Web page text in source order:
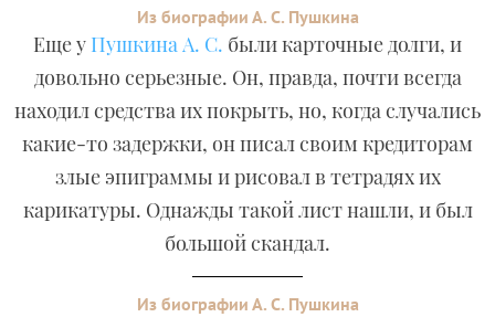
Из биографии А. С. Пушкина
Еще у Пушкина А. С. были карточные долги, и
довольно серьезные. Он, правда, почти всегда
находил средства их покрыть, но, когда случались
какие-то задержки, он писал своим кредиторам
злые эпиграммы и рисовал в тетрадях их
карикатуры. Однажды такой лист нашли, и был
большой скандал.
Из биографии А. С. Пушкина